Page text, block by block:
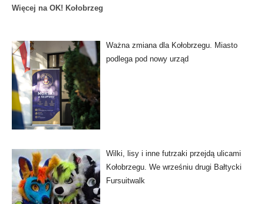
Więcej na OK! Kołobrzeg
Ważna zmiana dla Kołobrzegu. Miasto
podlega pod nowy urząd
Wilki, lisy i inne futrzaki przejdą ulicami
Kołobrzegu. We wrześniu drugi Bałtycki
Fursuitwalk